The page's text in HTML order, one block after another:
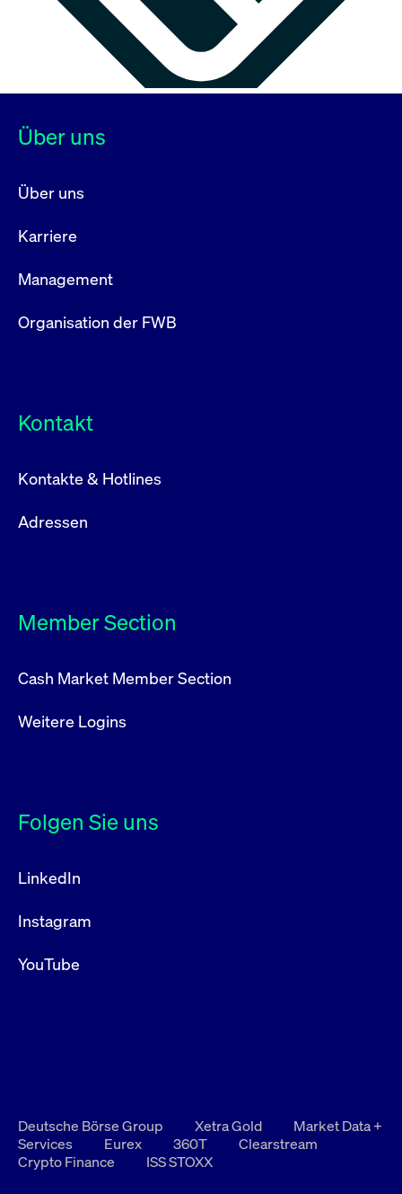
Über uns
Über uns
Karriere
Management
Organisation der FWB
Kontakt
Kontakte & Hotlines
Adressen
Member Section
Cash Market Member Section
Weitere Logins
Folgen Sie uns
LinkedIn
Instagram
YouTube
Deutsche Börse Group Xetra Gold
Market Data +
Services
Eurex 360T
Clearstream
Crypto Finance
ISS STOXX